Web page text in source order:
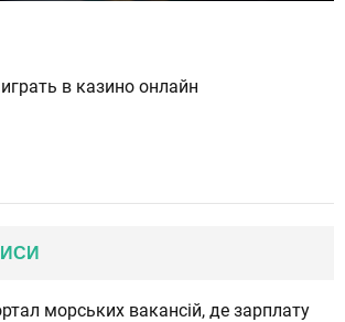
в казино онлайн
морських вакансій, де зарплату